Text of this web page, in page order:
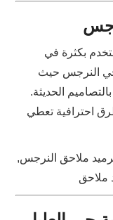
بكثرة في
النرجس حيث
الحديثة.
احترافية تعطي
ملاحق النرجس,
ملاحق